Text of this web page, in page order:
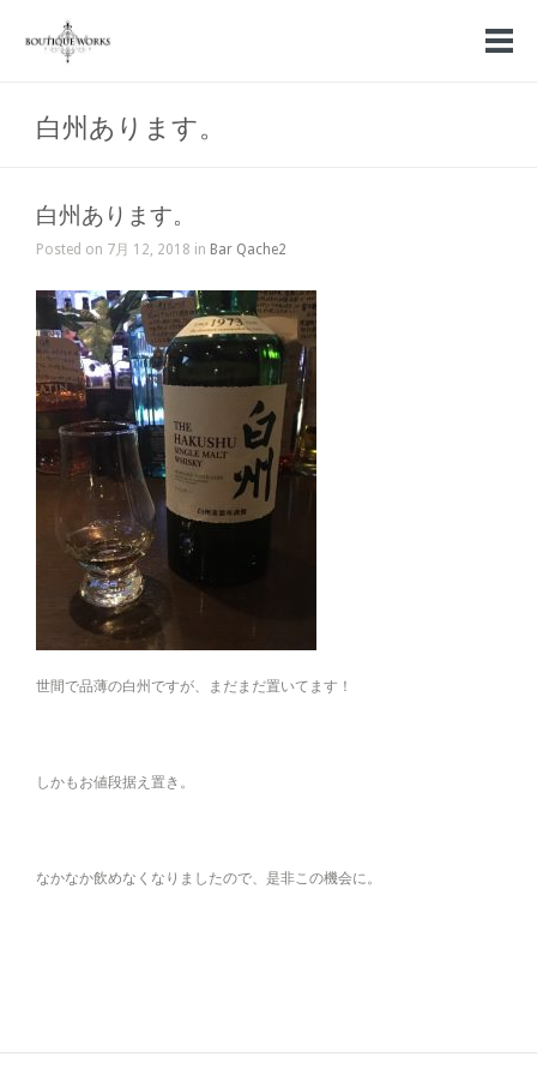
白州あります。
白州あります。
Posted on 7月 12, 2018 in Bar Qache2
世間で品薄の白州ですが、まだまだ置いてます！
しかもお値段据え置き。
なかなか飲めなくなりましたので、是非この機会に。